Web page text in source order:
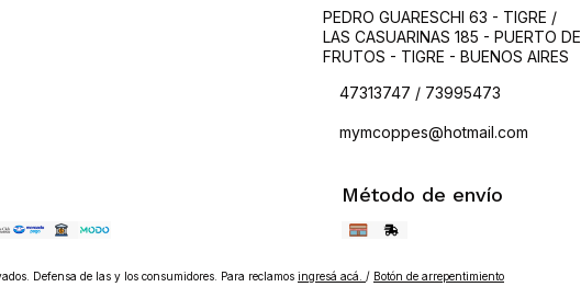
PEDRO GUARESCHI 63 - TIGRE /
LAS CASUARINAS 185 - PUERTO DE
FRUTOS - TIGRE - BUENOS AIRES
47313747 / 73995473
mymcoppes@hotmail.com
Método de envío
Defensa de las y los consumidores. Para reclamos ingresá acá. / Botón de arrepentimiento